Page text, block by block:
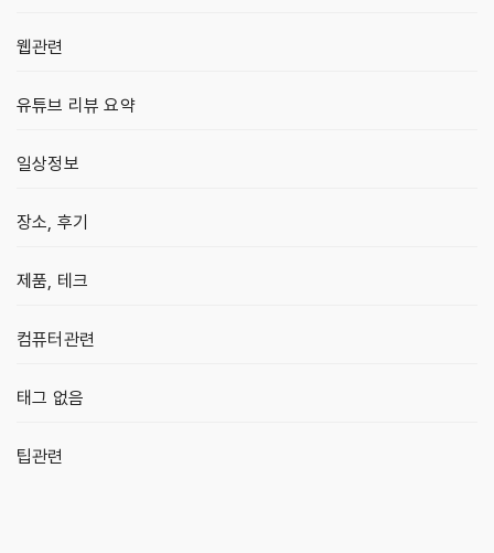
웹관련
유튜브 리뷰 요약
일상정보
장소, 후기
제품, 테크
컴퓨터관련
태그 없음
팁관련